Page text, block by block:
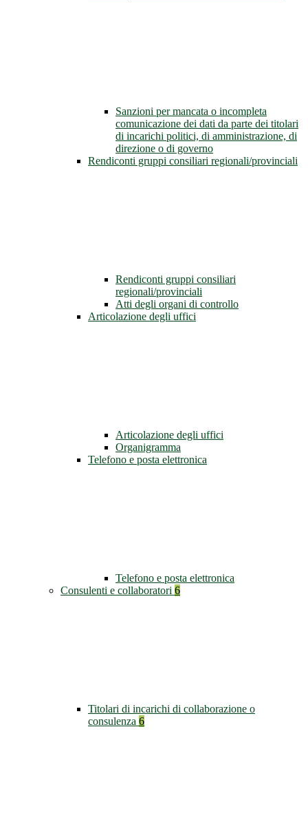
Sanzioni per mancata o incompleta
comunicazione dei dati da parte dei titolari
di incarichi politici, di amministrazione, di
direzione o di governo
Rendiconti gruppi consiliari regionali/provinciali
Rendiconti gruppi consiliari
regionali/provinciali
Atti degli organi di controllo
Articolazione degli uffici
Articolazione degli uffici
Organigramma
Telefono e posta elettronica
Telefono e posta elettronica
Consulenti e collaboratori 6
Titolari di incarichi di collaborazione o
consulenza 6